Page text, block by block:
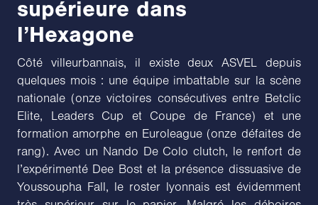
supérieure dans
l’Hexagone
Côté villeurbannais, il existe deux ASVEL depuis
quelques mois : une équipe imbattable sur la scène
nationale (onze victoires consécutives entre Betclic
Elite, Leaders Cup et Coupe de France) et une
formation amorphe en Euroleague (onze défaites de
rang). Avec un Nando De Colo clutch, le renfort de
l’expérimenté Dee Bost et la présence dissuasive de
Youssoupha Fall, le roster lyonnais est évidemment